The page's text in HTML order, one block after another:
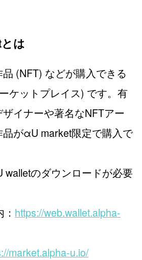
は
(NFT) などが購入できる
ケットプレイス) です。有
イナーや著名なNFTアー
がαU market限定で購入で
walletのダウンロードが必要
https://web.wallet.alpha-
market.alpha-u.io/